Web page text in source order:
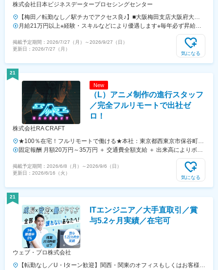
株式会社日本ビジネスデータープロセシングセンター
【梅田／転勤なし／駅チカでアクセス良♪】■大阪梅田支店大阪府大阪
市北区梅田2-2-2 ヒルトンプラザウエスト・オフィスタワー10F（四
ツ橋線「西梅田駅」4B出口より直結／阪神電車「大阪梅田駅」より徒
歩1分）※低頻度ではありますが、日によって神戸本社（兵庫県神戸市
中央区伊藤町119 大樹生命神戸三宮ビル3F）に出社いただく場合があ
月給21万円以上※経験・スキルなどにより優遇します※毎年必ず昇給し
掲載予定期間： 2026/7/27（月） ～2026/9/27（日）
更新日： 2026/7/27（月）
気になる
21
New
（L）アニメ制作の進行スタッフ
／完全フルリモートで出社ゼ
ロ！
株式会社RA CRAFT
★100％在宅！フルリモートで働ける★本社：東京都西東京市保谷町5
丁目18番9-206※受動喫煙対策：屋内禁煙
固定報酬 月額20万円～35万円 ＋ 交通費全額支給 ＋ 出来高によりボー
ナス（インセンティブ有）※報酬は、経験等を考慮報酬例：20-50万円※
上記はインセンティブも含めた数字です。
掲載予定期間： 2026/6/8（月） ～2026/9/6（日）
更新日： 2026/6/16（火）
気になる
21
ITエンジニア／大手直取引／賞
与5.2ヶ月実績／在宅可
ウェブ・プロ株式会社
【転勤なし／U・Iターン歓迎】関西・関東のオフィスもしくはお客様先